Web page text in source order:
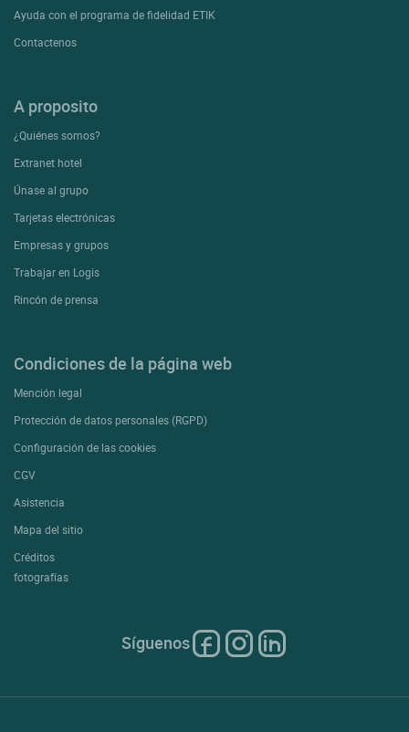
Ayuda con el programa de fidelidad ETIK
Contactenos
A proposito
¿Quiénes somos?
Extranet hotel
Únase al grupo
Tarjetas electrónicas
Empresas y grupos
Trabajar en Logis
Rincón de prensa
Condiciones de la página web
Mención legal
Protección de datos personales (RGPD)
Configuración de las cookies
CGV
Asistencia
Mapa del sitio
Créditos
fotografías
Síguenos